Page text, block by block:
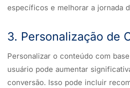
específicos e melhorar a jornada
3. Personalização de
Personalizar o conteúdo com
usuário pode aumentar
conversão. Isso pode incluir